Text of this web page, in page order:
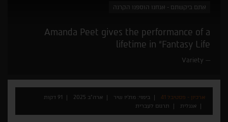
אתם ביקשתם - אנחנו הוספנו הקרנה
Amanda Peet gives the performance of a
lifetime in “Fantasy Life
Variety
ארכיון - פסטיבל 41 בימוי: מת'יו שיר ארה"ב 2025
91 דקות
אנגלית
תרגום לעברית